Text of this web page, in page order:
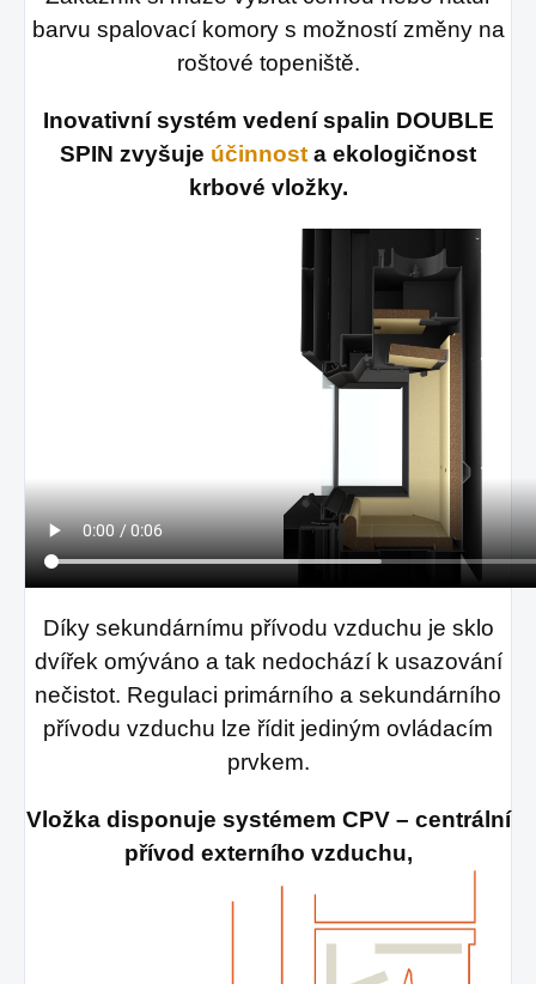
barvu spalovací komory s možností změny na
roštové topeniště.
Inovativní systém vedení spalin DOUBLE
SPIN zvyšuje účinnost a ekologičnost
krbové vložky.
Díky sekundárnímu přívodu vzduchu je sklo
dvířek omýváno a tak nedochází k usazování
nečistot. Regulaci primárního a sekundárního
přívodu vzduchu lze řídit jediným ovládacím
prvkem.
Vložka disponuje systémem CPV – centrální
přívod externího vzduchu,